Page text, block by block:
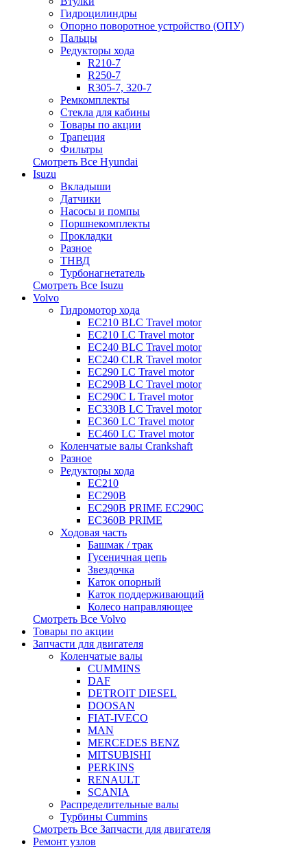
Гидроцилиндры
Опорно поворотное устройство (ОПУ)
Пальцы
Редукторы хода
R210-7
R250-7
R305-7, 320-7
Ремкомплекты
Стекла для кабины
Товары по акции
Трапеция
Фильтры
Смотреть Все Hyundai
Isuzu
Вкладыши
Датчики
Насосы и помпы
Поршнекомплекты
Прокладки
Разное
ТНВД
Турбонагнетатель
Смотреть Все Isuzu
Volvo
Гидромотор хода
EC210 BLC Travel motor
EC210 LC Travel motor
EC240 BLC Travel motor
EC240 CLR Travel motor
EC290 LC Travel motor
EC290B LC Travel motor
EC290C L Travel motor
EC330B LC Travel motor
EC360 LC Travel motor
EC460 LC Travel motor
Коленчатые валы Crankshaft
Разное
Редукторы хода
EC210
EC290B
EC290B PRIME EC290C
EC360B PRIME
Ходовая часть
Башмак / трак
Гусеничная цепь
Звездочка
Каток опорный
Каток поддерживающий
Колесо направляющее
Смотреть Все Volvo
Товары по акции
Запчасти для двигателя
Коленчатые валы
CUMMINS
DAF
DETROIT DIESEL
DOOSAN
FIAT-IVECO
MAN
MERCEDES BENZ
MITSUBISHI
PERKINS
RENAULT
SCANIA
Распределительные валы
Турбины Cummins
Смотреть Все Запчасти для двигателя
Ремонт узлов